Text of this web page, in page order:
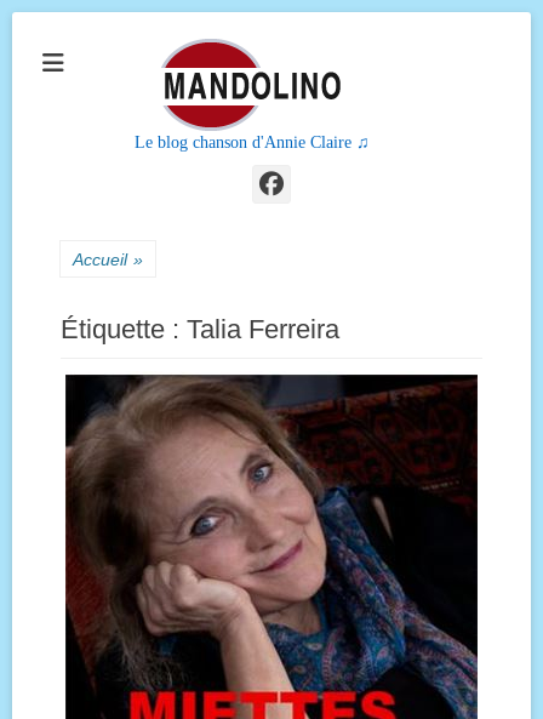
Le blog chanson d'Annie Claire ♫
Facebook
Accueil »
Étiquette : Talia Ferreira